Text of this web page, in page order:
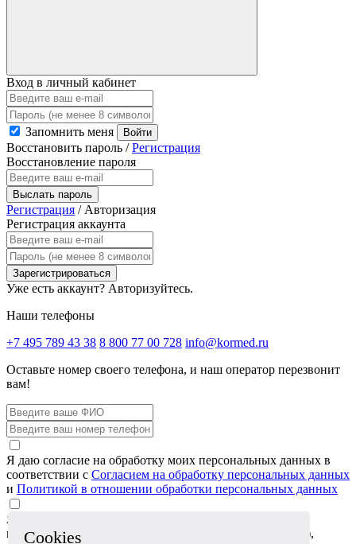
Вход в личный кабинет
Запомнить меня Войти
Восстановить пароль /Регистрация
Восстановление пароля
Выслать пароль
Регистрация / Авторизация
Регистрация аккаунта
Зарегистрироваться
Уже есть аккаунт? Авторизуйтесь.
Наши телефоны
+7 495 789 43 38 8 800 77 00 728 info@kormed.ru
Оставьте номер своего телефона, и наш оператор перезвонит
вам!
Я даю согласие на обработку моих персональных данных в
соответствии с Согласием на обработку персональных данных
и Политикой в отношении обработки персональных данных
Я даю согласие на обработку специальных категорий
персональных данных (сведений о состоянии здоровья),
Cookies